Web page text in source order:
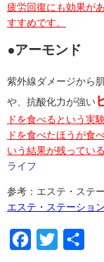
疲労回復にも効果が
すすめです。
●アーモンド
紫外線ダメージから
や、抗酸化力が強い
ドを食べるという実
ドを食べたほうが食
いう結果が残っている
ライフ
参考：エステ・ステ
エステ・ステーション